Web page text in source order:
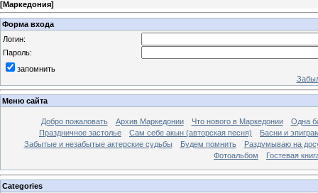
[Маркедония]
Форма входа
Логин:
Пароль:
запомнить
Меню сайта
Добро пожаловать Архив Маркедонии Что нового в Маркедонии
Одна
Праздничное застолье
Сам себе акын (авторская песня)
Басни и
Забытые и незабытые актерские судьбы
Будем помнить
Раздумываю на
Фотоальбом
Гостевая
Categories